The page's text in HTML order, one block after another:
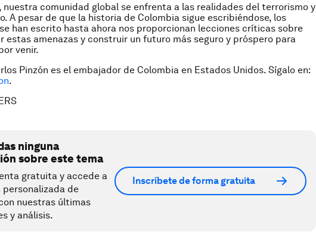
nuestra comunidad global se enfrenta a las realidades del terrorismo y
A pesar de que la historia de Colombia sigue escribiéndose, los
han escrito hasta ahora nos proporcionan lecciones críticas sobre
estas amenazas y construir un futuro más seguro y próspero para
venir.
Pinzón es el embajador de Colombia en Estados Unidos. Sígalo en:
.
ninguna
sobre este tema
gratuita y accede a
de
nuestras últimas
y análisis.
Inscríbete de forma gratuita